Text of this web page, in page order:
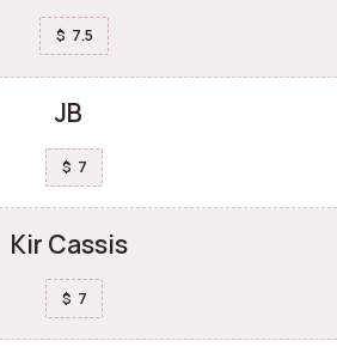
$ 7.5
JB
$ 7
Kir Cassis
$ 7